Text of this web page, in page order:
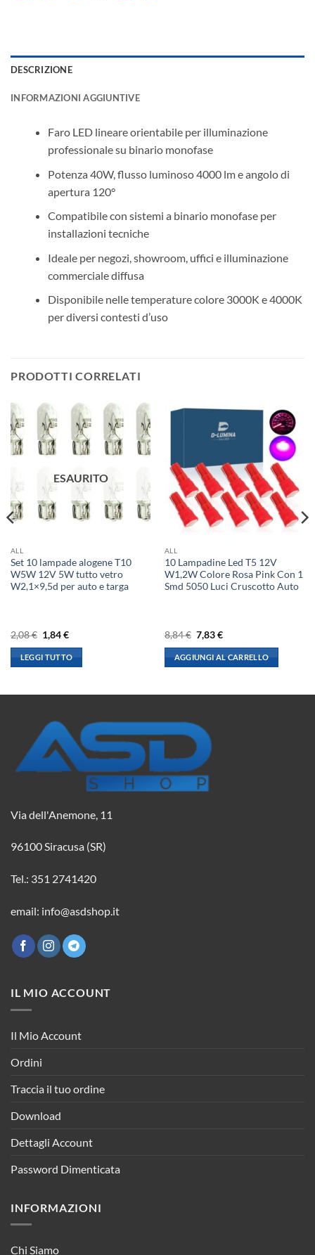
DESCRIZIONE
INFORMAZIONI AGGIUNTIVE
Faro LED lineare orientabile per illuminazione
professionale su binario monofase
Potenza 40W, flusso luminoso 4000 lm e angolo di
apertura 120°
Compatibile con sistemi a binario monofase per
installazioni tecniche
Ideale per negozi, showroom, uffici e illuminazione
commerciale diffusa
Disponibile nelle temperature colore 3000K e 4000K
per diversi contesti d’uso
PRODOTTI CORRELATI
ESAURITO
ALL
Set 10 lampade alogene T10
W5W 12V 5W tutto vetro
W2,1×9,5d per auto e targa
2,08€ Il
prezzo
originale
era:
2,08 €.
1,84€Il
attuale
è:
1,84 €.
LEGGI TUTTO
ALL
10 Lampadine Led T5 12V
W1,2W Colore Rosa Pink Con 1
Smd 5050 Luci Cruscotto Auto
8,84€ Il
prezzo
originale
era:
8,84 €.
7,83€Il
attuale
è:
7,83 €.
AGGIUNGI AL CARRELLO
Via dell'Anemone, 11
96100 Siracusa (SR)
Tel.: 351 2741420
email: info@asdshop.it
IL MIO ACCOUNT
Il Mio Account
Ordini
Traccia il tuo ordine
Download
Dettagli Account
Password Dimenticata
INFORMAZIONI
Chi Siamo